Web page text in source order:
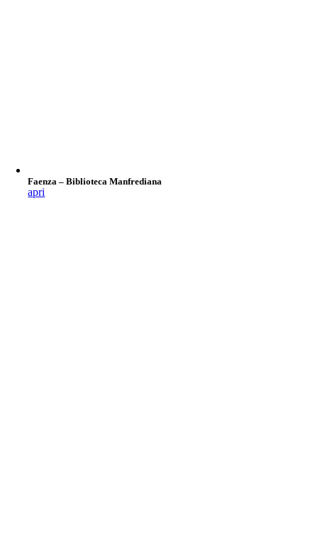
Faenza – Biblioteca Manfrediana
apri